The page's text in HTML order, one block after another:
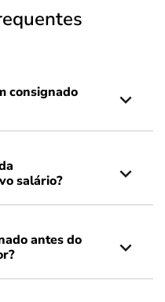
consignado
salário?
antes do